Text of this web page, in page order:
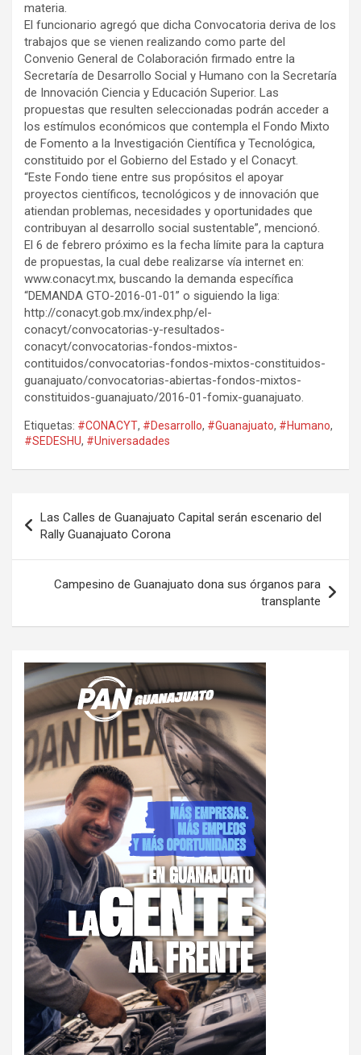
materia.
El funcionario agregó que dicha Convocatoria deriva de los
trabajos que se vienen realizando como parte del
Convenio General de Colaboración firmado entre la
Secretaría de Desarrollo Social y Humano con la Secretaría
de Innovación Ciencia y Educación Superior. Las
propuestas que resulten seleccionadas podrán acceder a
los estímulos económicos que contempla el Fondo Mixto
de Fomento a la Investigación Científica y Tecnológica,
constituido por el Gobierno del Estado y el Conacyt.
“Este Fondo tiene entre sus propósitos el apoyar
proyectos científicos, tecnológicos y de innovación que
atiendan problemas, necesidades y oportunidades que
contribuyan al desarrollo social sustentable”, mencionó.
El 6 de febrero próximo es la fecha límite para la captura
de propuestas, la cual debe realizarse vía internet en:
www.conacyt.mx, buscando la demanda específica
“DEMANDA GTO-2016-01-01” o siguiendo la liga:
http://conacyt.gob.mx/index.php/el-
conacyt/convocatorias-y-resultados-
conacyt/convocatorias-fondos-mixtos-
contituidos/convocatorias-fondos-mixtos-constituidos-
guanajuato/convocatorias-abiertas-fondos-mixtos-
constituidos-guanajuato/2016-01-fomix-guanajuato.
Etiquetas: #CONACYT, #Desarrollo, #Guanajuato, #Humano,
#SEDESHU, #Universadades
de
entradas
Las Calles de Guanajuato Capital serán escenario del
Rally Guanajuato Corona
Campesino de Guanajuato dona sus órganos para
transplante